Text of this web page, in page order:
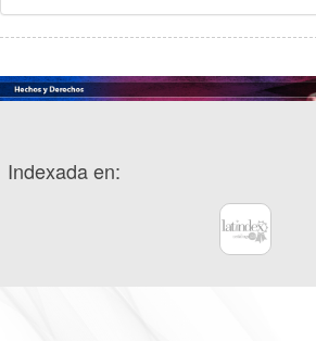
Indexada en: